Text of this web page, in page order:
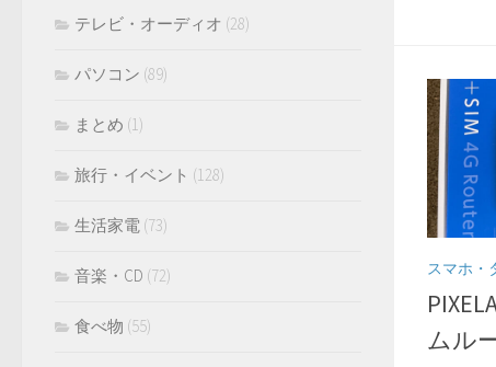
スマホ・
ムル
テレビ・オーディオ (28)
パソコン (89)
まとめ (1)
旅行・イベント (128)
生活家電 (73)
音楽・CD (72)
食べ物 (55)